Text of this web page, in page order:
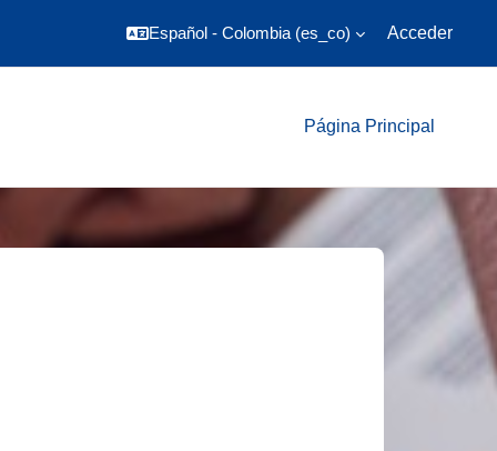
Español - Colombia ‎(es_co)‎ Acceder
Página Principal